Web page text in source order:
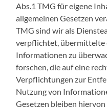
Abs.1 TMG für eigene
allgemeinen Gesetzen
TMG sind wir als
verpflichtet, übermittelte
Informationen zu
forschen, die auf eine
Verpflichtungen zur
Nutzung von
Gesetzen bleiben